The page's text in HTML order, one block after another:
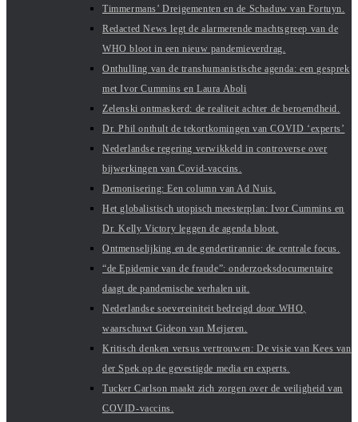
Timmermans’ Dreigementen en de Schaduw van Fortuyn.
Redacted News legt de alarmerende machtsgreep van de
WHO bloot in een nieuw pandemieverdrag.
Onthulling van de transhumanistische agenda: een gesprek
met Ivor Cummins en Laura Aboli
Zelenski ontmaskerd: de realiteit achter de beroemdheid.
Dr. Phil onthult de tekortkomingen van COVID ‘experts’
Nederlandse regering verwikkeld in controverse over
bijwerkingen van Covid-vaccins.
Demonisering: Een column van Ad Nuis.
Het globalistisch utopisch meesterplan: Ivor Cummins en
Dr. Kelly Victory leggen de agenda bloot.
Ontmenselijking en de gendertirannie: de centrale focus.
“de Epidemie van de fraude”: onderzoeksdocumentaire
daagt de pandemische verhalen uit.
Nederlandse soevereiniteit bedreigd door WHO,
waarschuwt Gideon van Meijeren.
Kritisch denken versus vertrouwen: De visie van Kees van
der Spek op de gevestigde media en experts.
Tucker Carlson maakt zich zorgen over de veiligheid van
COVID-vaccins.